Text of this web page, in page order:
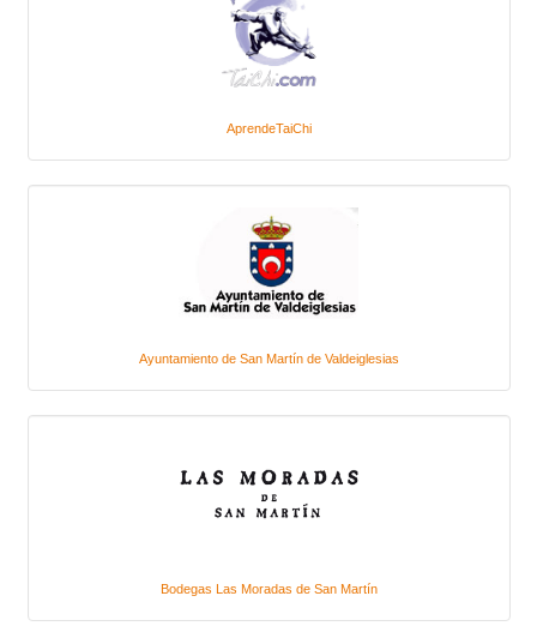
AprendeTaiChi
Ayuntamiento de San Martín de Valdeiglesias
Bodegas Las Moradas de San Martín